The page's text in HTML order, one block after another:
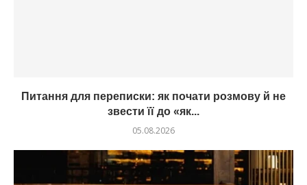
Питання для переписки: як почати розмову й не
звести її до «як...
05.08.2026